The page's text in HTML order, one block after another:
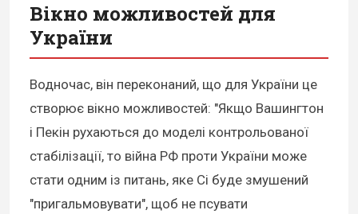
Вікно можливостей для
України
Водночас, він переконаний, що для України це
створює вікно можливостей: "Якщо Вашингтон
і Пекін рухаються до моделі контрольованої
стабілізації, то війна РФ проти України може
стати одним із питань, яке Сі буде змушений
"пригальмовувати", щоб не псувати